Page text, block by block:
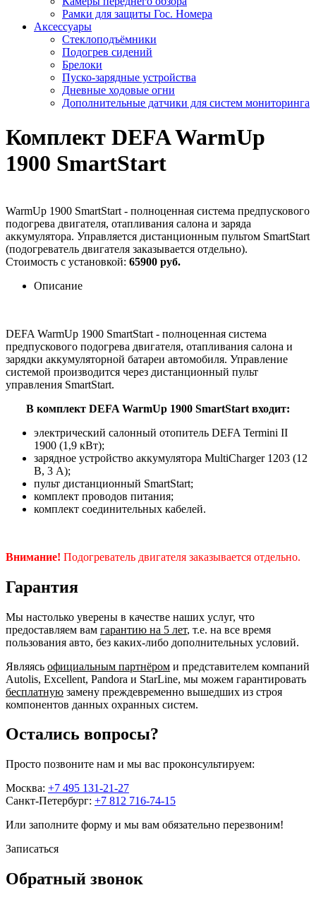
Рамки для защиты Гос. Номера
Аксессуары
Стеклоподъёмники
Подогрев сидений
Брелоки
Пуско-зарядные устройства
Дневные ходовые огни
Дополнительные датчики для систем мониторинга
Комплект DEFA WarmUp
1900 SmartStart
WarmUp 1900 SmartStart - полноценная система предпускового
подогрева двигателя, отапливания салона и заряда
аккумулятора. Управляется дистанционным пультом SmartStart
(подогреватель двигателя заказывается отдельно).
Стоимость с установкой: 65900 руб.
Описание
DEFA WarmUp 1900 SmartStart - полноценная система
предпускового подогрева двигателя, отапливания салона и
зарядки аккумуляторной батареи автомобиля. Управление
системой производится через дистанционный пульт
управления SmartStart.
В комплект DEFA WarmUp 1900 SmartStart входит:
электрический салонный отопитель DEFA Termini II
1900 (1,9 кВт);
зарядное устройство аккумулятора MultiCharger 1203 (12
В, 3 А);
пульт дистанционный SmartStart;
комплект проводов питания;
комплект соединительных кабелей.
Внимание! Подогреватель двигателя заказывается отдельно.
Гарантия
Мы настолько уверены в качестве наших услуг, что
предоставляем вам гарантию на 5 лет, т.е. на все время
пользования авто, без каких-либо дополнительных условий.
Являясь официальным партнёром и представителем компаний
Autolis, Excellent, Pandora и StarLine, мы можем гарантировать
бесплатную замену преждевременно вышедших из строя
компонентов данных охранных систем.
Остались вопросы?
Просто позвоните нам и мы вас проконсультируем:
Москва: +7 495 131-21-27
Санкт-Петербург: +7 812 716-74-15
Или заполните форму и мы вам обязательно перезвоним!
Записаться
Обратный звонок